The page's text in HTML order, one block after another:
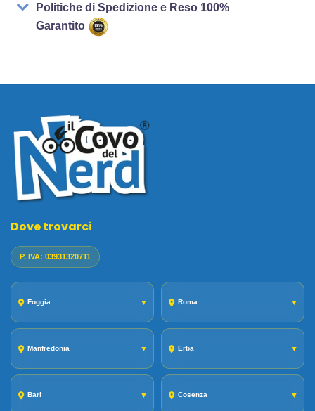
Politiche di Spedizione e Reso 100%
Garantito
Dove trovarci
P. IVA: 03931320711
Foggia ▼ Roma ▼
Manfredonia ▼ Erba ▼
Bari ▼ Cosenza ▼